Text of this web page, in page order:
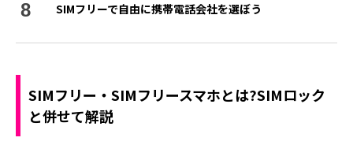
SIMフリーで自由に携帯電話会社を選ぼう
SIMフリー・SIMフリースマホとは?SIMロック
と併せて解説